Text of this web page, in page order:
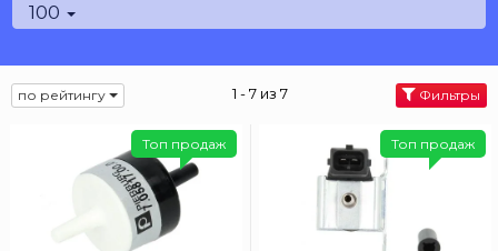
100
по рейтингу 1 - 7 из 7 Фильтры
Топ продаж Топ продаж